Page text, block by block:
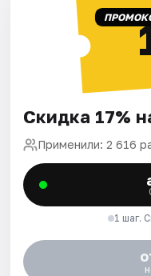
Скидка 17%
Применили: 2 616
1 шаг.